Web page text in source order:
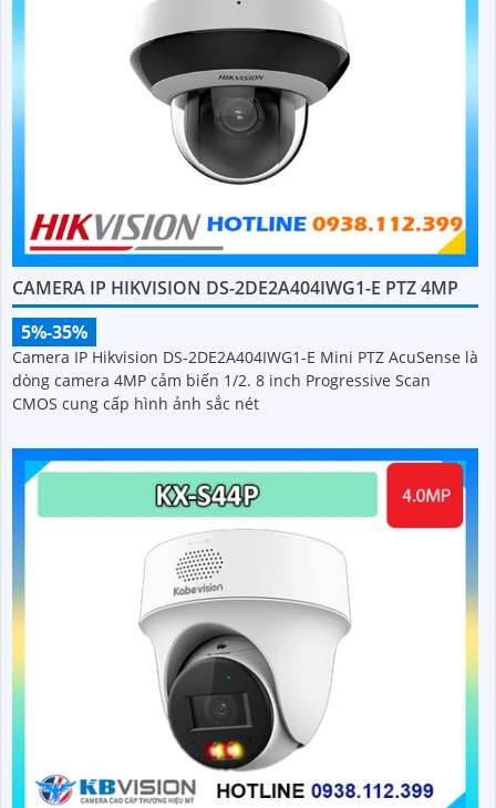
CAMERA IP HIKVISION DS-2DE2A404IWG1-E PTZ 4MP
5%-35%
Camera IP Hikvision DS-2DE2A404IWG1-E Mini PTZ AcuSense là
dòng camera 4MP cảm biến 1/2. 8 inch Progressive Scan
CMOS cung cấp hình ảnh sắc nét